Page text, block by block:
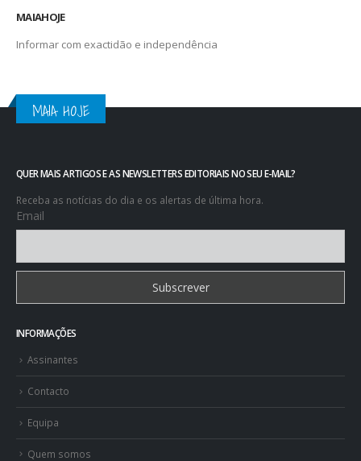
MAIAHOJE
Informar com exactidão e independência
MAIA HOJE
QUER MAIS ARTIGOS E AS NEWSLETTERS EDITORIAIS NO SEU E-MAIL?
Receba as notícias do dia e os alertas de última hora.
Email
INFORMAÇÕES
Assinantes
Contacto
Equipa
Quem somos